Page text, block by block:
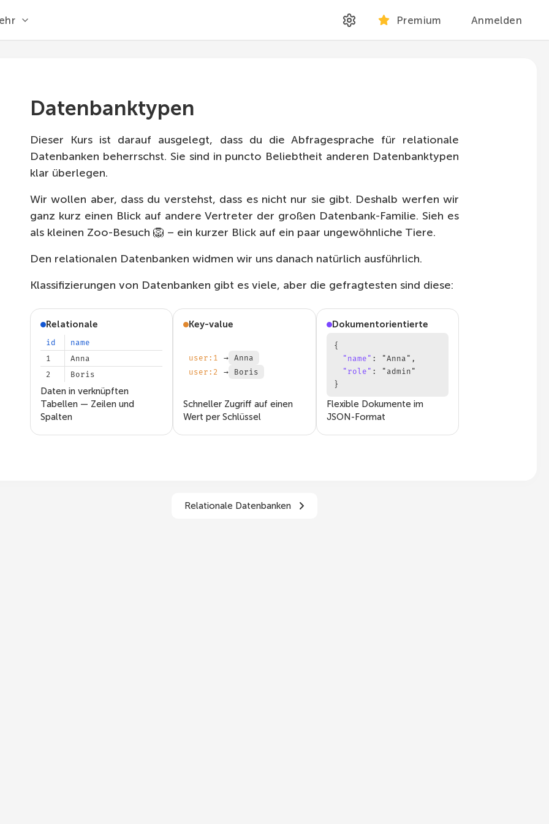
Premium Anmelden
Datenbanktypen
Dieser Kurs ist darauf ausgelegt, dass du die Abfragesprache für relationale
Datenbanken beherrschst. Sie sind in puncto Beliebtheit anderen Datenbanktypen
klar überlegen.
Wir wollen aber, dass du verstehst, dass es nicht nur sie gibt. Deshalb werfen wir
ganz kurz einen Blick auf andere Vertreter der großen Datenbank-Familie. Sieh es
als kleinen Zoo-Besuch 🦁 – ein kurzer Blick auf ein paar ungewöhnliche Tiere.
Den relationalen Datenbanken widmen wir uns danach natürlich ausführlich.
Klassifizierungen von Datenbanken gibt es viele, aber die gefragtesten sind diese:
Relationale
id
name
1
Anna
2
Boris
Daten in verknüpften
Tabellen — Zeilen und
Spalten
Key-value
user:1 →
Anna
user:2
→ Boris
Schneller Zugriff auf einen
Wert per Schlüssel
Dokumentorientierte
{
"name" : "Anna" ,
"role" :
"admin"
}
Flexible Dokumente im
JSON-Format
Relationale Datenbanken